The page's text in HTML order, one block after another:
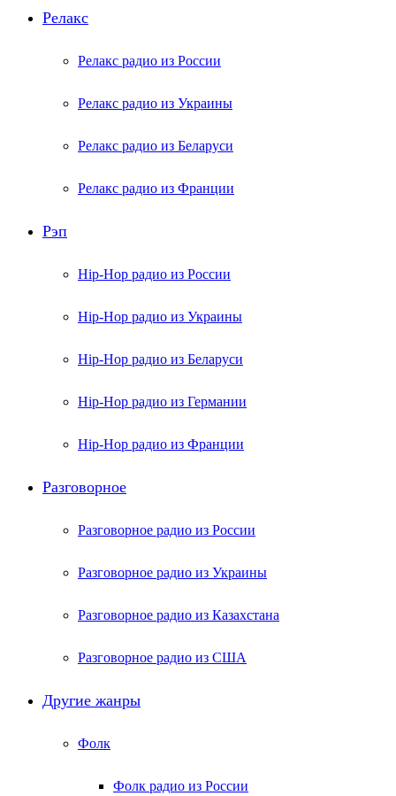
Релакс
Релакс радио из России
Релакс радио из Украины
Релакс радио из Беларуси
Релакс радио из Франции
Рэп
Hip-Hop радио из России
Hip-Hop радио из Украины
Hip-Hop радио из Беларуси
Hip-Hop радио из Германии
Hip-Hop радио из Франции
Разговорное
Разговорное радио из России
Разговорное радио из Украины
Разговорное радио из Казахстана
Разговорное радио из США
Другие жанры
Фолк
Фолк радио из России